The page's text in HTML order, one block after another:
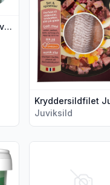
Rømmesild 280g Juviksild
Juviksild
"Dillsild 300g
Vis flere detaljer